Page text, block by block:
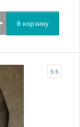
В корзину
5-5